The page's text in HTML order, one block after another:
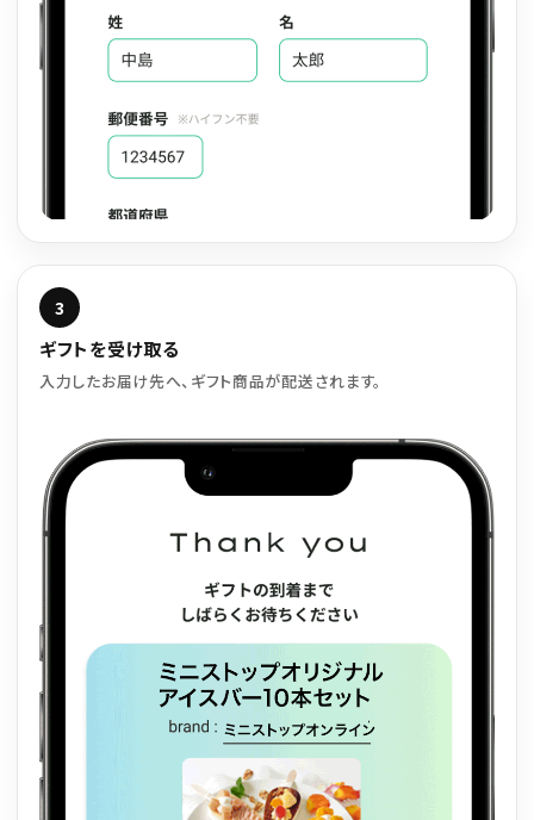
3
ギフトを受け取る
入力したお届け先へ、ギフト商品が配送されます。